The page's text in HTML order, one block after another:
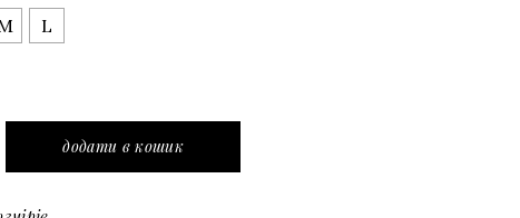
L
футляр з шовковим бантом quantity
додати в кошик